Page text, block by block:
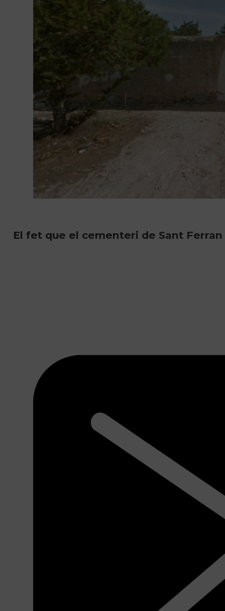
El fet que el cementeri de Sant